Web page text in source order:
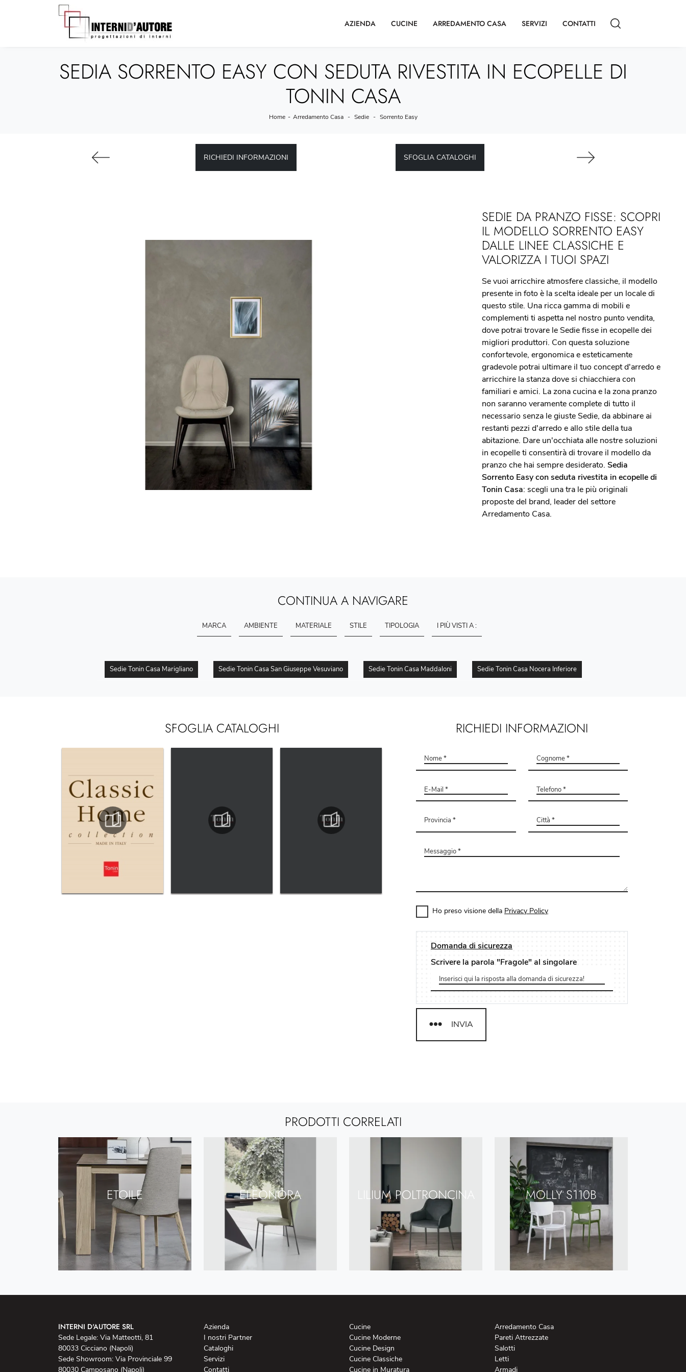
AZIENDA CUCINE ARREDAMENTO CASA SERVIZI CONTATTI
SEDIA SORRENTO EASY CON SEDUTA RIVESTITA IN ECOPELLE DI
TONIN CASA
Home - Arredamento Casa - Sedie - Sorrento Easy
RICHIEDI INFORMAZIONI SFOGLIA CATALOGHI
SEDIE DA PRANZO FISSE: SCOPRI
IL MODELLO SORRENTO EASY
DALLE LINEE CLASSICHE E
VALORIZZA I TUOI SPAZI
Se vuoi arricchire atmosfere classiche, il modello
presente in foto è la scelta ideale per un locale di
questo stile. Una ricca gamma di mobili e
complementi ti aspetta nel nostro punto vendita,
dove potrai trovare le Sedie fisse in ecopelle dei
migliori produttori. Con questa soluzione
confortevole, ergonomica e esteticamente
gradevole potrai ultimare il tuo concept d'arredo e
arricchire la stanza dove si chiacchiera con
familiari e amici. La zona cucina e la zona pranzo
non saranno veramente complete di tutto il
necessario senza le giuste Sedie, da abbinare ai
restanti pezzi d'arredo e allo stile della tua
abitazione. Dare un'occhiata alle nostre soluzioni
in ecopelle ti consentirà di trovare il modello da
pranzo che hai sempre desiderato. Sedia
Sorrento Easy con seduta rivestita in ecopelle di
Tonin Casa: scegli una tra le più originali
proposte del brand, leader del settore
Arredamento Casa.
CONTINUA A NAVIGARE
MARCA AMBIENTE MATERIALE STILE TIPOLOGIA I PIÙ VISTI A :
Sedie Tonin Casa Marigliano Sedie Tonin Casa San Giuseppe Vesuviano Sedie Tonin Casa Maddaloni Sedie Tonin Casa Nocera Inferiore
SFOGLIA CATALOGHI RICHIEDI INFORMAZIONI
Ho preso visione della Privacy Policy
Domanda di sicurezza
Scrivere la parola "Fragole" al singolare
INVIA
PRODOTTI CORRELATI
ETOILE ELEONORA LILIUM POLTRONCINA MOLLY S110B
INTERNI D'AUTORE SRL
Sede Legale: Via Matteotti, 81
80033 Cicciano (Napoli)
Sede Showroom: Via Provinciale 99
80030 Camposano (Napoli)
Azienda
I nostri Partner
Cataloghi
Servizi
Contatti
Cucine
Cucine Moderne
Cucine Design
Cucine Classiche
Cucine in Muratura
Arredamento Casa
Pareti Attrezzate
Salotti
Letti
Armadi